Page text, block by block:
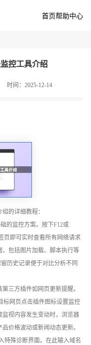
首页帮助中心
控工具介绍
时间：2025-12-14
的详细教程：
的监控方案。按下F12或
页即可实时查看所有网络请求
包括图片加载、脚本执行等
历史记录便于对比分析不同
三方插件如网页更新提醒。
标网页点击插件图标设置监控
视内容发生变动时，浏览器
价格波动或新闻动态更新。
特殊诊断界面。在此输入域名